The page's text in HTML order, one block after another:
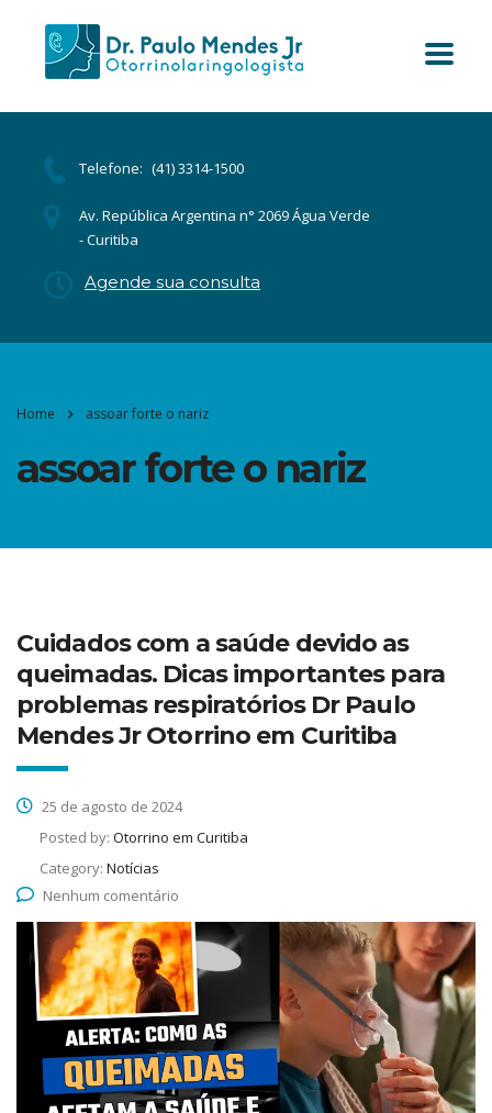
Telefone: (41) 3314-1500
Av. República Argentina n° 2069 Água Verde
- Curitiba
Agende sua consulta
Home assoar forte o nariz
assoar forte o nariz
Cuidados com a saúde devido as
queimadas. Dicas importantes para
problemas respiratórios Dr Paulo
Mendes Jr Otorrino em Curitiba
25 de agosto de 2024
Posted by: Otorrino em Curitiba
Category: Notícias
Nenhum comentário